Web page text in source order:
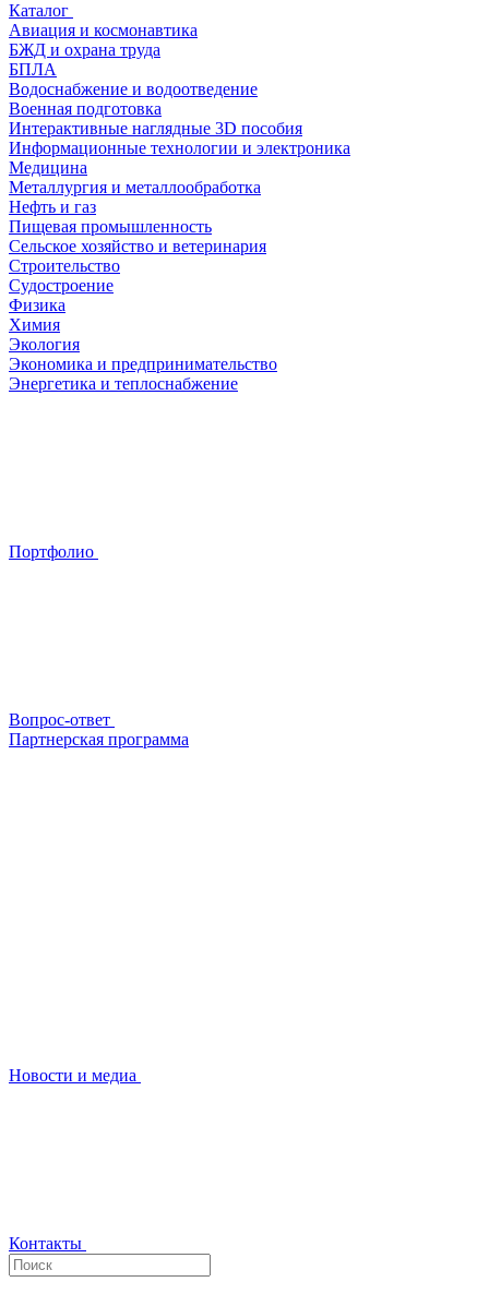
Каталог
Авиация и космонавтика
БЖД и охрана труда
БПЛА
Водоснабжение и водоотведение
Военная подготовка
Интерактивные наглядные 3D пособия
Информационные технологии и электроника
Медицина
Металлургия и металлообработка
Нефть и газ
Пищевая промышленность
Сельское хозяйство и ветеринария
Строительство
Судостроение
Физика
Химия
Экология
Экономика и предпринимательство
Энергетика и теплоснабжение
Портфолио
Вопрос-ответ
Партнерская программа
Новости и медиа
Контакты